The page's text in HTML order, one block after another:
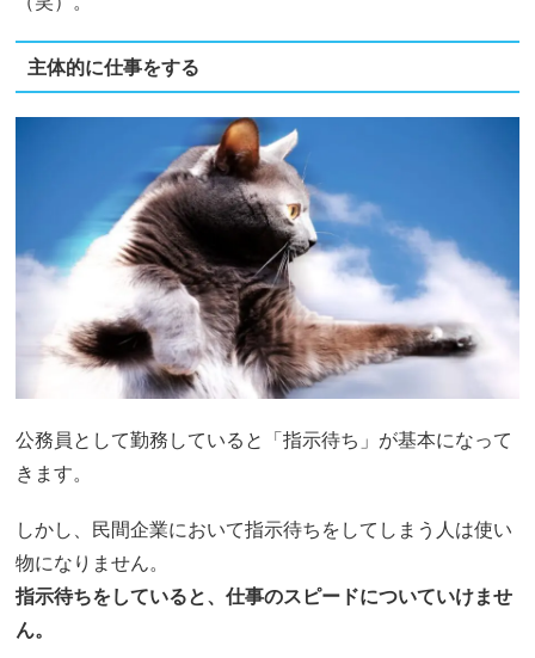
主体的に仕事をする
公務員として勤務していると「指示待ち」が基本になって
きます。
しかし、民間企業において指示待ちをしてしまう人は使い
物になりません。
指示待ちをしていると、仕事のスピードについていけませ
ん。